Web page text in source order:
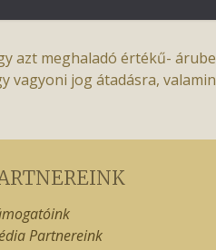
azt meghaladó értékű-
jog átadásra,
Partnereink